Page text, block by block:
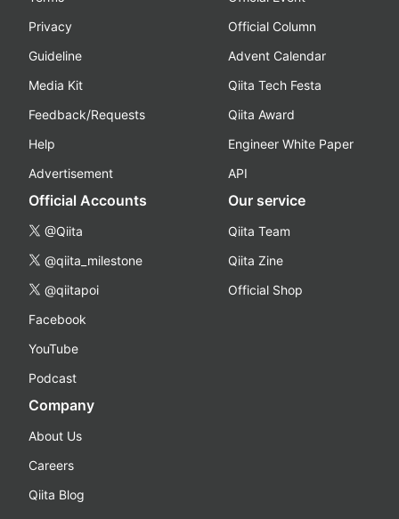
Privacy
Guideline
Media Kit
Feedback/Requests
Help
Advertisement
Official Column
Advent Calendar
Qiita Tech Festa
Qiita Award
Engineer White Paper
API
Official Accounts
@Qiita
@qiita_milestone
@qiitapoi
Facebook
YouTube
Podcast
Our service
Qiita Team
Qiita Zine
Official Shop
Company
About Us
Careers
Qiita Blog